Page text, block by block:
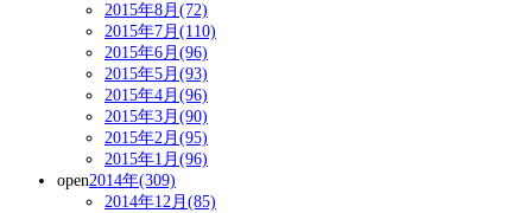
2015年8月(72)
2015年7月(110)
2015年6月(96)
2015年5月(93)
2015年4月(96)
2015年3月(90)
2015年2月(95)
2015年1月(96)
open2014年(309)
2014年12月(85)